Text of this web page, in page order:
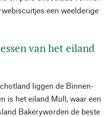
een weelderige
van het eiland
liggen de Binnen-
is het eiland Mull, waar een
Bakeryworden de beste